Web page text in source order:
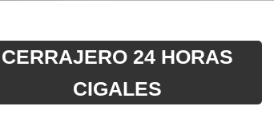
CERRAJERO 24 HORAS
CIGALES